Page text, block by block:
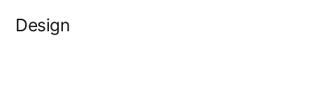
Design